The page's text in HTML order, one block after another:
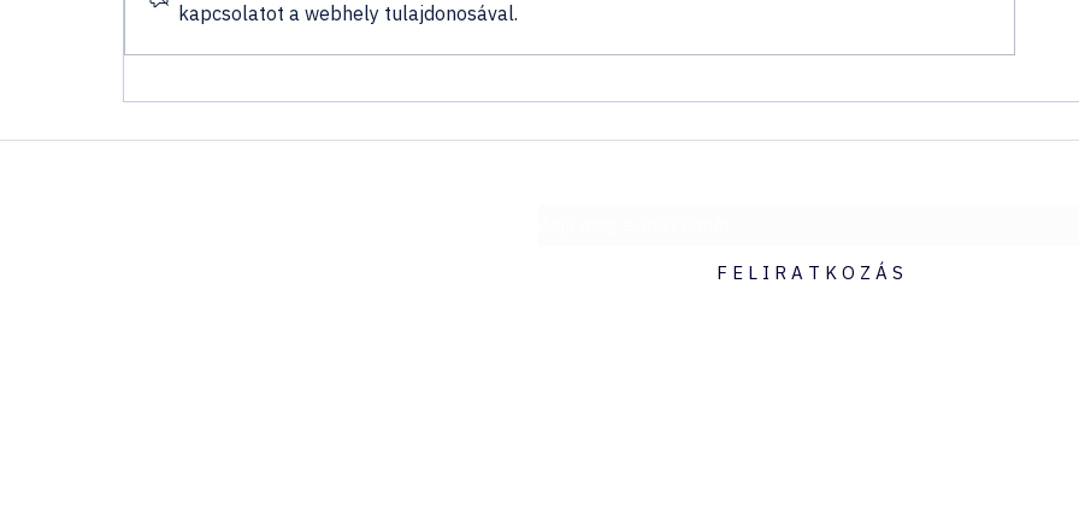
MSC Grandiosa - A Karib-
tengerjáró fedélzetén
MSC Musica - A mediterrán
minden nap új élmények
Az MSC World
kedvence
kapcsolatot a webhely tulajdonosával.
F E L I R A T K O Z Á S